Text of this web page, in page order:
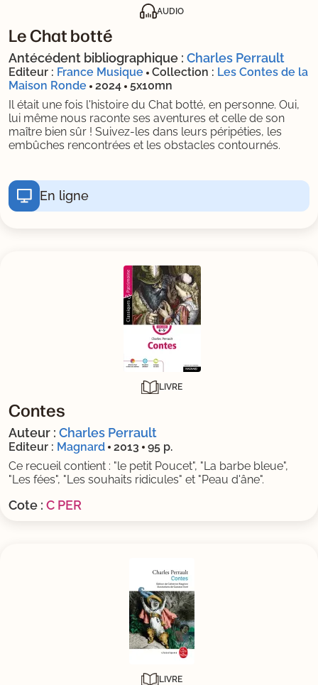
AUDIO
Le Chat botté
Antécédent bibliographique : Charles Perrault
Editeur : France Musique Collection : Les Contes de la
Maison Ronde
2024
5x10mn
Il était une fois l'histoire du Chat botté, en personne. Oui,
lui même nous raconte ses aventures et celle de son
maître bien sûr ! Suivez-les dans leurs péripéties, les
embûches rencontrées et les obstacles contournés.
En ligne
LIVRE
Contes
Auteur : Charles Perrault
Editeur : Magnard 2013
95 p.
Ce recueil contient : "le petit Poucet", "La barbe bleue",
"Les fées", "Les souhaits ridicules" et "Peau d'âne".
Cote : C PER
LIVRE